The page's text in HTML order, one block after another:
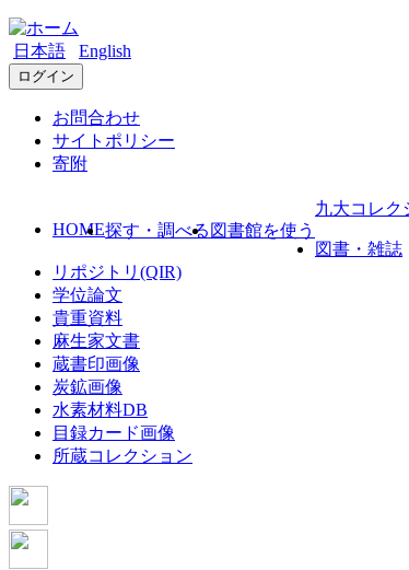
日本語 English
ログイン
お問合わせ
サイトポリシー
寄附
HOME探す・調べる 図書館を使う
九大コレク
図書・雑誌
リポジトリ(QIR)
学位論文
貴重資料
麻生家文書
蔵書印画像
炭鉱画像
水素材料DB
目録カード画像
所蔵コレクション